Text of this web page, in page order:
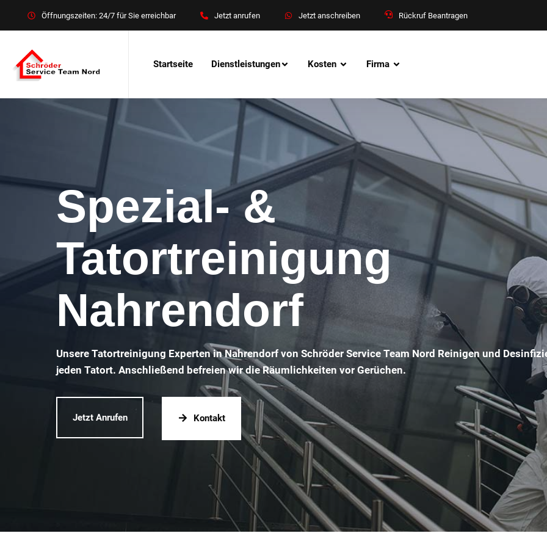
Öffnungszeiten: 24/7 für Sie erreichbar Jetzt anrufen Jetzt anschreiben Rückruf Beantragen
Startseite Dienstleistungen Kosten Firma
Spezial- &
Tatortreinigung
Nahrendorf
Unsere Tatortreinigung Experten in Nahrendorf von Schröder Service Team Nord Reinigen und
jeden Tatort. Anschließend befreien wir die Räumlichkeiten vor Gerüchen.
Jetzt Anrufen Kontakt